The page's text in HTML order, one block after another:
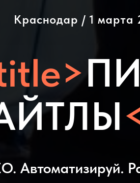
Краснодар / 1 марта
Автоматизируй.